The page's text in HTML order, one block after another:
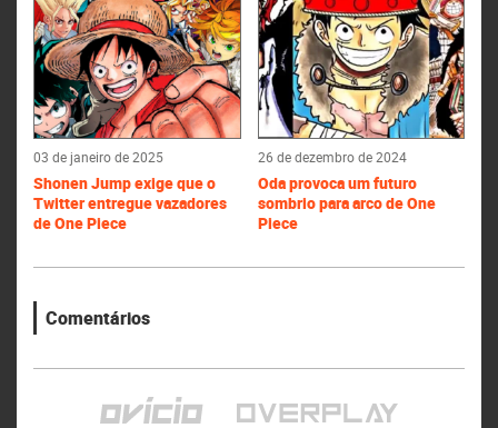
03 de janeiro de 2025
Shonen Jump exige que o
Twitter entregue vazadores
de One Piece
26 de dezembro de 2024
Oda provoca um futuro
sombrio para arco de One
Piece
Comentários